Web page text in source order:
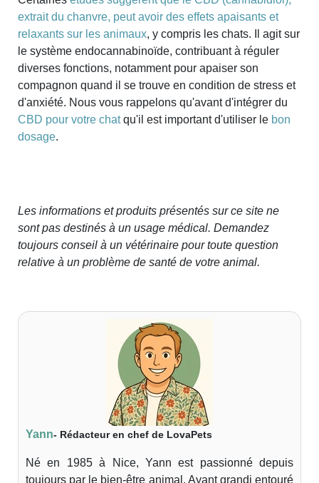
extrait du chanvre, peut avoir des effets apaisants et
relaxants sur les animaux, y compris les chats. Il agit sur
le système endocannabinoïde, contribuant à réguler
diverses fonctions, notamment pour apaiser son
compagnon quand il se trouve en condition de stress et
d'anxiété. Nous vous rappelons qu'avant d'intégrer du
CBD pour votre chatqu'il est important d'utiliser le bon
dosage.
Les informations et produits présentés sur ce site ne
sont pas destinés à un usage médical. Demandez
toujours conseil à un vétérinaire pour toute question
relative à un problème de santé de votre animal.
Yann- Rédacteur en chef de LovaPets
Né en 1985 à Nice, Yann est passionné depuis
toujours par le bien-être animal. Ayant grandi entouré